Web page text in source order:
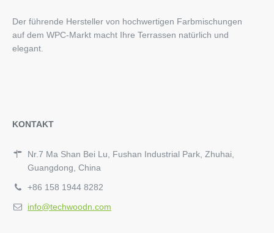
Der führende Hersteller von hochwertigen Farbmischungen
auf dem WPC-Markt macht Ihre Terrassen natürlich und
elegant.
KONTAKT
Nr.7 Ma Shan Bei Lu, Fushan Industrial Park, Zhuhai,
Guangdong, China
+86 158 1944 8282
info@techwoodn.com